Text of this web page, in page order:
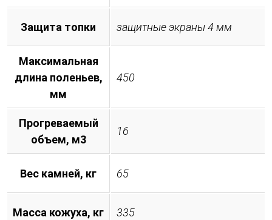
Защита топки защитные экраны 4 мм
Максимальная
длина поленьев,
мм
450
Прогреваемый
объем, м3
16
Вес камней, кг 65
Масса кожуха, кг 335